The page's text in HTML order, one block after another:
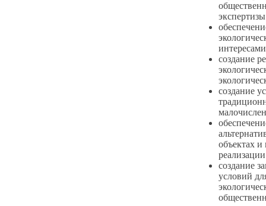
создание
создание
объектах
создание
условий